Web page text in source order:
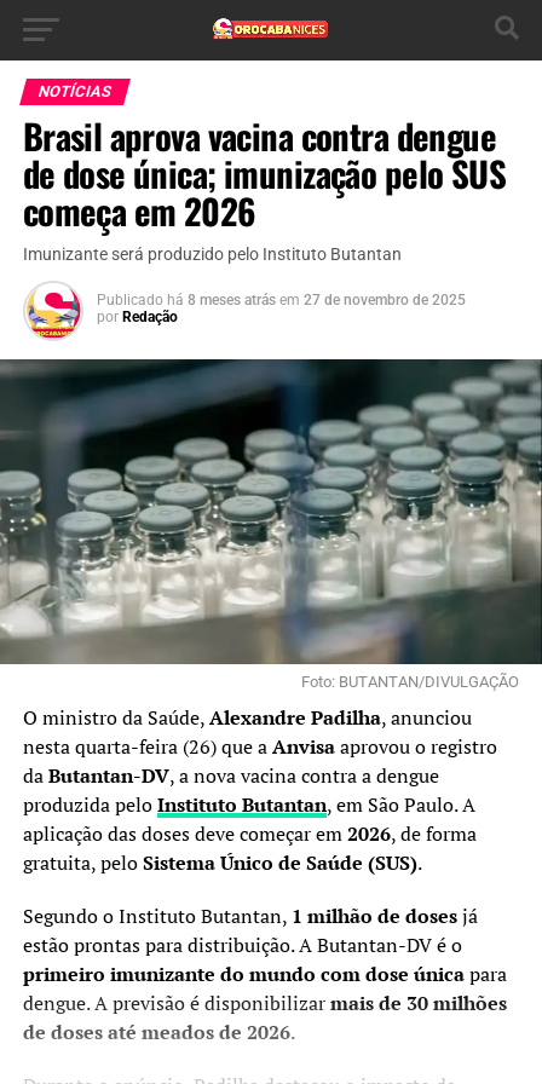
NOTÍCIAS
Brasil aprova vacina contra dengue
de dose única; imunização pelo SUS
começa em 2026
Imunizante será produzido pelo Instituto Butantan
Publicado há 8 meses atrás em 27 de novembro de 2025
por Redação
Foto: BUTANTAN/DIVULGAÇÃO
O ministro da Saúde,Alexandre Padilha, anunciou
nesta quarta-feira (26) que aAnvisaaprovou o registro
daButantan-DV, a nova vacina contra a dengue
produzida peloInstituto Butantan, em São Paulo. A
aplicação das doses deve começar em2026, de forma
gratuita, peloSistema Único de Saúde (SUS).
Segundo o Instituto Butantan, 1 milhão de dosesjá
estão prontas para distribuição. A Butantan-DV é o
primeiro imunizante do mundo com dose únicapara
dengue. A previsão é disponibilizarmais de 30 milhões
de doses até meados de 2026.